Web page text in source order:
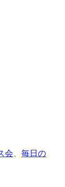
会、毎日の